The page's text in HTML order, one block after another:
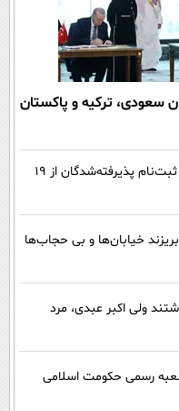
سعودی، ترکیه و پاکستان
نتایج آزمون مدارس سمپاد اعلام شد/ ثبت‌نام پذیرفته‌شدگان از ۱۹
حزب اللهی بریزند خیابان‌ها و بی حجاب‌ها
ولی اکبر عبدی، مرد
رسمی حکومت اسلامی